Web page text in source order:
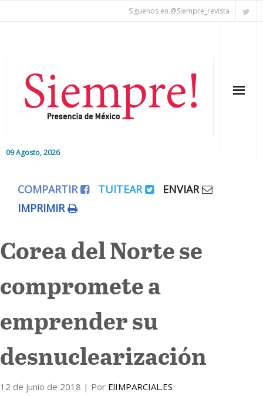
Síguenos en @Siempre_revista
09 Agosto, 2026
Editorial
Colaboradores
Internacional
Cultura
COMPARTIR TUITEAR
ENVIAR
IMPRIMIR
Corea del Norte se
compromete a
emprender su
desnuclearización
12 de junio de 2018 | Por ElIMPARCIAL.ES